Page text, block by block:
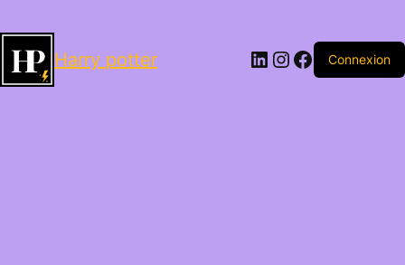
Harry potter LinkedIn
Instagram
Facebook
Connexion